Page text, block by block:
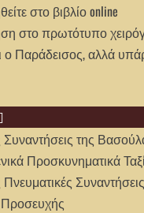
στο βιβλίο online
στο πρωτότυπο
Παράδεισος, αλλά
Συναντήσεις της
Προσκυνηματικά
Πνευματικές Συναντήσεις